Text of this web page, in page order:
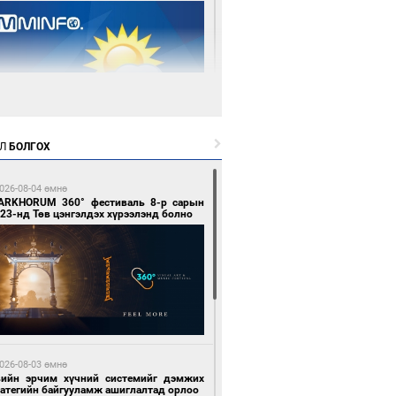
цагийн өмнө өмнө
цагийн өмнө өмнө
БОЛГОХ
08-04 өмнө
360° фестиваль 8-р сарын
нд Төв цэнгэлдэх хүрээлэнд болно
08-03 өмнө
эрчим хүчний системийг дэмжих
байгууламж ашиглалтад орлоо